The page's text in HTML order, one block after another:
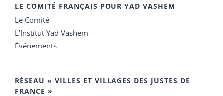
LE COMITÉ FRANÇAIS POUR YAD VASHEM
Le Comité
L’Institut Yad Vashem
Événements
RÉSEAU « VILLES ET VILLAGES DES JUSTES DE
FRANCE »